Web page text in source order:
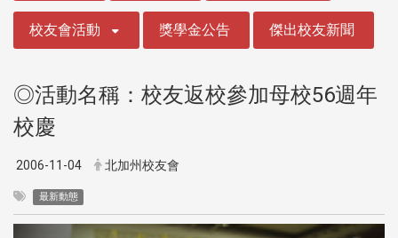
校友會活動 獎學金公告 傑出校友新聞
◎活動名稱：校友返校參加母校56週年
校慶
2006-11-04 北加州校友會
最新動態